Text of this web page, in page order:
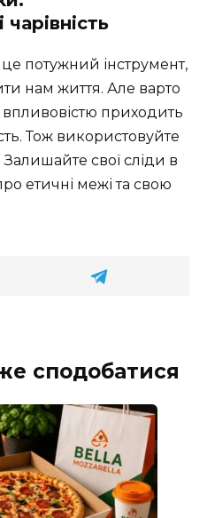
чарівність
це потужний інструмент,
нам життя. Але варто
приходить
Тож використовуйте
свої сліди в
етичні межі та свою
сподобатися